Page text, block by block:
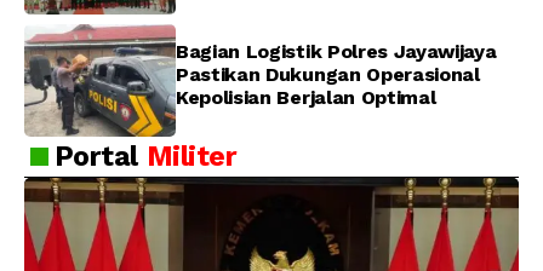
Bagian Logistik Polres Jayawijaya
Pastikan Dukungan Operasional
Kepolisian Berjalan Optimal
Portal Militer